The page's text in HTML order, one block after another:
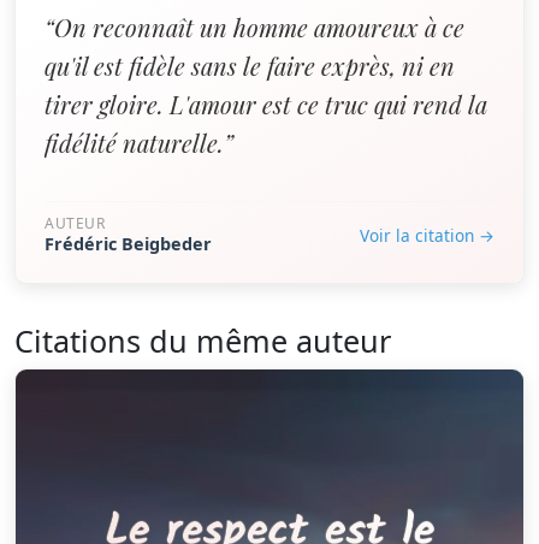
“On reconnaît un homme amoureux à ce
qu'il est fidèle sans le faire exprès, ni en
tirer gloire. L'amour est ce truc qui rend la
fidélité naturelle.”
AUTEUR
Frédéric Beigbeder Voir la citation →
Citations du même auteur